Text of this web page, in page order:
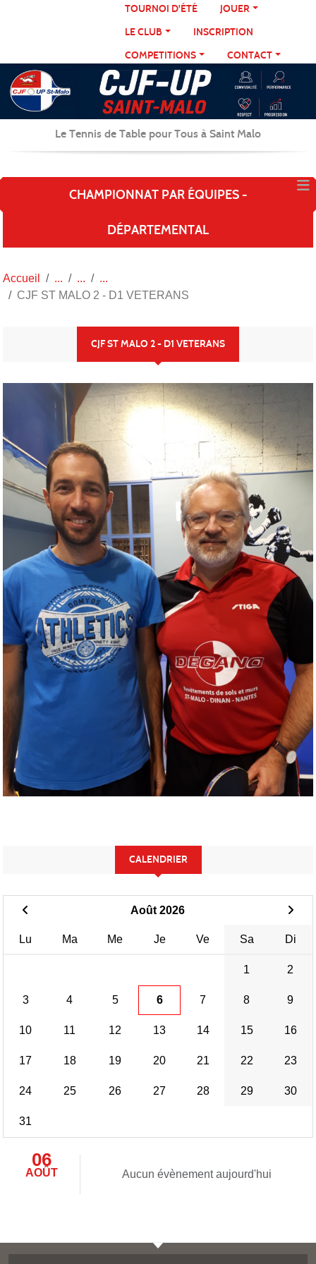
TOURNOI D'ÉTÉ
JOUER
LE CLUB
INSCRIPTION
COMPETITIONS
CONTACT
Le Tennis de Table pour Tous à Saint Malo
CHAMPIONNAT PAR ÉQUIPES -
DÉPARTEMENTAL
Accueil
CJF ST MALO 2 - D1 VETERANS
CJF ST MALO 2 - D1 VETERANS
CALENDRIER
Août 2026
Lu Ma Me Je Ve Sa Di
1 2
3 4 5 6 7 8 9
10 11 12 13 14 15 16
17 18 19 20 21 22 23
24 25 26 27 28 29 30
31
06
AOÛT Aucun évènement aujourd'hui
Panneau de gestion des cookies